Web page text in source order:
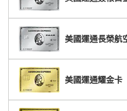
美國運通長榮航
美國運通耀金卡